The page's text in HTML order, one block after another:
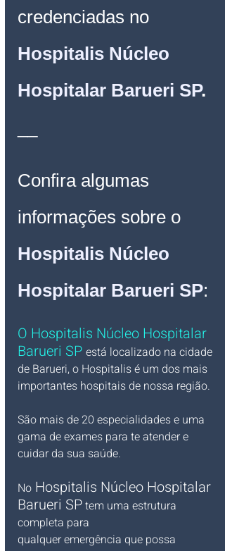
credenciadas no
Hospitalis Núcleo
Hospitalar Barueri SP.
Confira algumas
informações sobre o
Hospitalis Núcleo
Hospitalar Barueri SP:
O Hospitalis Núcleo Hospitalar
Barueri SP está localizado na cidade
de Barueri, o Hospitalis é um dos mais
importantes hospitais de nossa região.
São mais de 20 especialidades e uma
gama de exames para te atender e
cuidar da sua saúde.
No Hospitalis Núcleo Hospitalar
Barueri SP tem uma estrutura
completa para
qualquer emergência que possa